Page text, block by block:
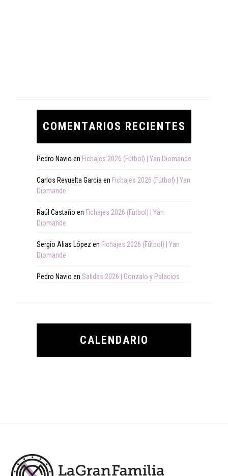
COMENTARIOS RECIENTES
Pedro Navio en Fichajes 2026 (Fútbol) | Yan Diomande
Carlos Revuelta Garcia en Fichajes 2026 (Fútbol) | Yan
Diomande
Raúl Castaño en Fichajes 2026 (Fútbol) | Yan
Diomande
Sergio Alias López en Fichajes 2026 (Fútbol) | Yan
Diomande
Pedro Navio en Salidas 2026 | Gonzalo y Palacios
CALENDARIO